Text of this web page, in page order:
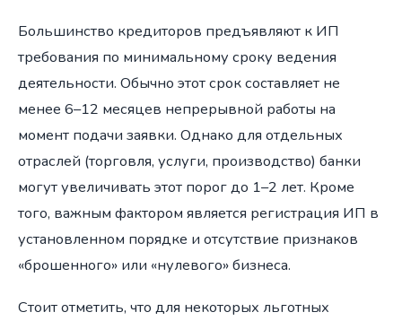
Большинство кредиторов предъявляют к ИП
требования по минимальному сроку ведения
деятельности. Обычно этот срок составляет не
менее 6–12 месяцев непрерывной работы на
момент подачи заявки. Однако для отдельных
отраслей (торговля, услуги, производство) банки
могут увеличивать этот порог до 1–2 лет. Кроме
того, важным фактором является регистрация ИП в
установленном порядке и отсутствие признаков
«брошенного» или «нулевого» бизнеса.
Стоит отметить, что для некоторых льготных